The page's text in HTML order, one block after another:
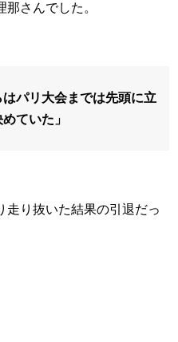
さんでした。
はパリ大会までは先頭に立
ていた」
走り抜いた結果の引退だっ